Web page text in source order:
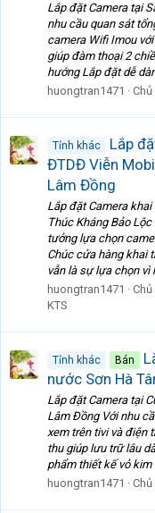
Lắp đặt Camera tại
nhu cầu quan sát
camera Wifi Imou
giúp đàm thoại 2
hướng Lắp đặt dễ
huongtran1471
Tỉnh khác
Lắp
ĐTDĐ Viễn
Lâm Đồng
Lắp đặt Camera
Thúc Kháng Bảo
tưởng lựa chọn
Chúc cửa hàng khai
vẫn là sự lựa chọn vì
huongtran1471
KTS
Tỉnh khác Bán
nước Sơn Hà
Lắp đặt Camera tại
Lâm Đồng Với nhu
xem trên tivi và điện
thu giúp lưu trữ lâu
phẩm thiết kế vỏ kim
huongtran1471